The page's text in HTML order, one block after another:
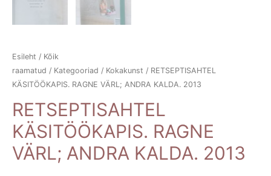
Esileht / Kõik
raamatud / Kategooriad / Kokakunst / RETSEPTISAHTEL
KÄSITÖÖKAPIS. RAGNE VÄRL; ANDRA KALDA. 2013
RETSEPTISAHTEL
KÄSITÖÖKAPIS. RAGNE
VÄRL; ANDRA KALDA. 2013